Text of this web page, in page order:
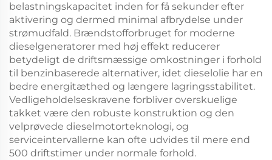
belastningskapacitet inden for få sekunder efter
aktivering og dermed minimal afbrydelse under
strømudfald. Brændstofforbruget for moderne
dieselgeneratorer med høj effekt reducerer
betydeligt de driftsmæssige omkostninger i forhold
til benzinbaserede alternativer, idet dieselolie har en
bedre energitæthed og længere lagringsstabilitet.
Vedligeholdelseskravene forbliver overskuelige
takket være den robuste konstruktion og den
velprøvede dieselmotorteknologi, og
serviceintervallerne kan ofte udvides til mere end
500 driftstimer under normale forhold.